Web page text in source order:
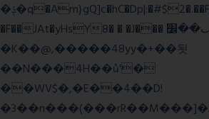
�ݙ�q�Am}gQ]c�hC�Dp|:�#$2�.��F��C|
�F��JAt�yHsY8� � �J��� ب��׼����q]��Pj
�K��@,�����48yy�+��됫
��N���4H��ů'�
��WV$�,�E��4��D!